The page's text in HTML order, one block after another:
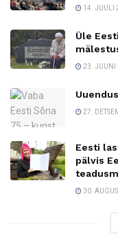
14. JUULI
Üle
23. JUUNI
27.
Eesti
pälvis
30.